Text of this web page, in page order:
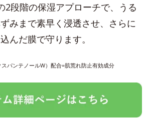
2段階の保湿アプローチで、うる
みまで素早く浸透させ、さらに
んだ膜で守ります。
パンテノールW）配合=肌荒れ防止有効成分